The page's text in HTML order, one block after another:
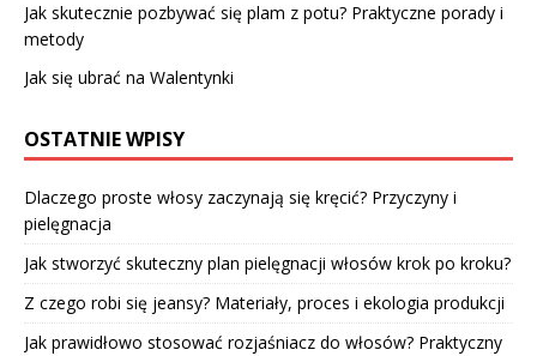
Jak skutecznie pozbywać się plam z potu? Praktyczne porady i
metody
Jak się ubrać na Walentynki
OSTATNIE WPISY
Dlaczego proste włosy zaczynają się kręcić? Przyczyny i
pielęgnacja
Jak stworzyć skuteczny plan pielęgnacji włosów krok po kroku?
Z czego robi się jeansy? Materiały, proces i ekologia produkcji
Jak prawidłowo stosować rozjaśniacz do włosów? Praktyczny